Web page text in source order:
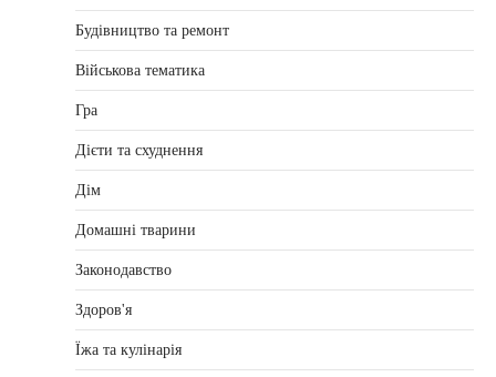
Будівництво та ремонт
Військова тематика
Гра
Дієти та схуднення
Дім
Домашні тварини
Законодавство
Здоров'я
Їжа та кулінарія